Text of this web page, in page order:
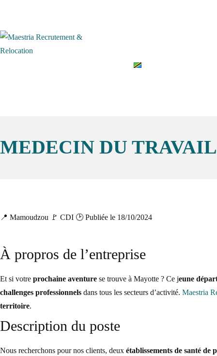
MEDECIN DU
📍 Mamoudzou 🚩 CDI 🕑 Publiée le 18/10/2024
À propros de l’entreprise
Et si votre prochaine aventure se trouve à Mayotte ? Ce jeune
challenges professionnels dans tous les secteurs d’activité. Maestria
territoire.
Description du poste
Nous recherchons pour nos clients, deux établissements de santé de